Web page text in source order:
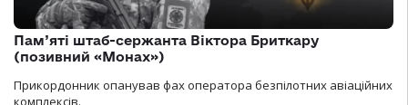
Пам’яті штаб-сержанта Віктора Бриткару
(позивний «Монах»)
Прикордонник опанував фах оператора безпілотних авіаційних
комплексів.